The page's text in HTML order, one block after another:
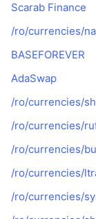
Scarab Finance
/ro/currencies/
BASEFOREVER
AdaSwap
/ro/currencies/
/ro/currencies/
/ro/currencies/
/ro/currencies/
/ro/currencies/